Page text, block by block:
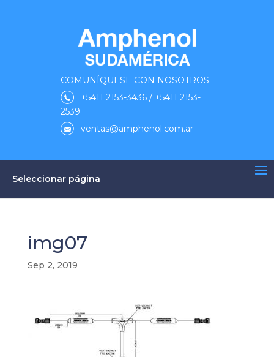
COMUNÍQUESE CON NOSOTROS
+5411 2153-3436 / +5411 2153-
2539
ventas@amphenol.com.ar
Seleccionar página
img07
Sep 2, 2019